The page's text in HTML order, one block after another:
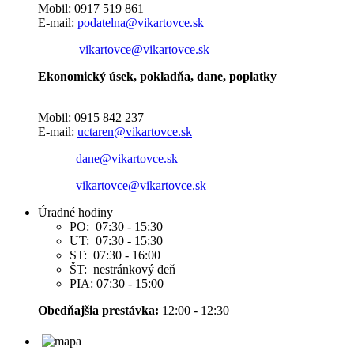
Mobil: 0917 519 861
E-mail: podatelna@vikartovce.sk
vikartovce@vikartovce.sk
Ekonomický úsek, pokladňa, dane, poplatky
Mobil: 0915 842 237
E-mail: uctaren@vikartovce.sk
dane@vikartovce.sk
vikartovce@vikartovce.sk
Úradné hodiny
PO: 07:30 - 15:30
UT: 07:30 - 15:30
ST: 07:30 - 16:00
ŠT: nestránkový deň
PIA: 07:30 - 15:00
Obedňajšia prestávka: 12:00 - 12:30